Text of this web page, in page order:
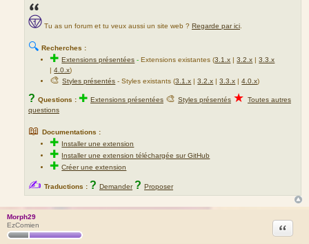
Tu as un forum et tu veux aussi un site web ? Regarde par ici
🔍 Recherches :
✚Extensions présentées -Extensions existantes (3.1.x |3.2.x |3.3.x
|4.0.x)
🎨Styles présentés - Styles existants (3.1.x |3.2.x |3.3.x |4.0.x)
? Questions : ✚ Extensions présentées 🎨 Styles présentés ★ Toutes autres
questions
📖 Documentations :
✚ Installer une extension
✚ Installer une extension téléchargée sur GitHub
✚Créer une extension
✍ Traductions : ? Demander ? Proposer
Morph29
EzComien
Citation